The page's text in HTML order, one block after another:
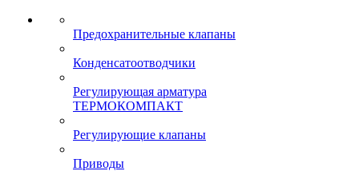
Предохранительные клапаны
Конденсатоотводчики
Регулирующая арматура
ТЕРМОКОМПАКТ
Регулирующие клапаны
Приводы